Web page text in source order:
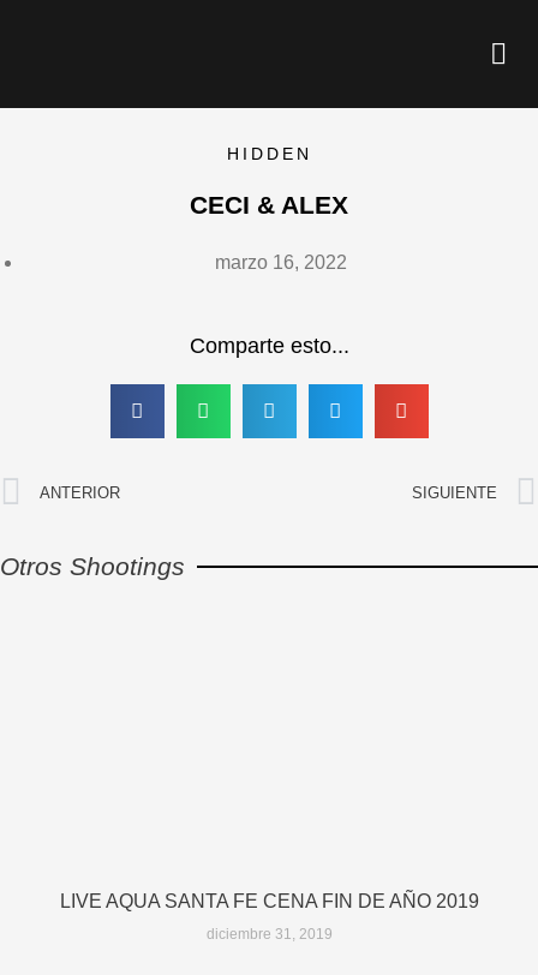
HIDDEN
CECI & ALEX
marzo 16, 2022
Comparte esto...
Ant
ANTERIOR SIGUIENTE
Otros Shootings
LIVE AQUA SANTA FE CENA FIN DE AÑO 2019
diciembre 31, 2019